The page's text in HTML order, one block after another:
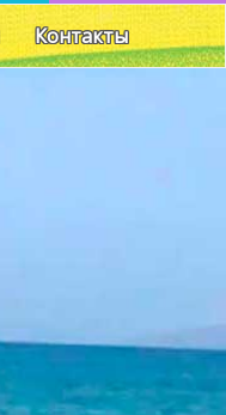
Контакты